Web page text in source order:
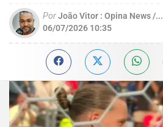
PorJoão Vitor : Opina News /...
06/07/2026 10:35